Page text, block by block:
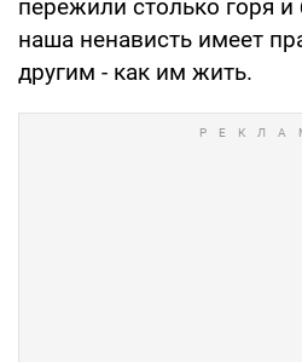
пережили столько горя и
наша ненависть имеет
другим - как им жить.